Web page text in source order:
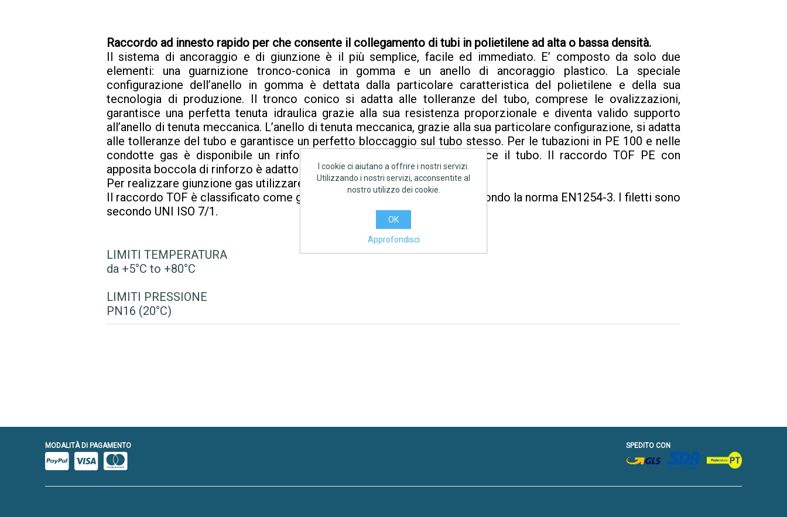
Raccordo ad innesto rapido per che consente il collegamento di tubi in polietilene ad alta o bassa densità.
Il sistema di ancoraggio e di giunzione è il più semplice, facile ed immediato. E’ composto da solo due
elementi: una guarnizione tronco-conica in gomma e un anello di ancoraggio plastico. La speciale
configurazione dell’anello in gomma è dettata dalla particolare caratteristica del polietilene e della sua
tecnologia di produzione. Il tronco conico si adatta alle tolleranze del tubo, comprese le ovalizzazioni,
garantisce una perfetta tenuta idraulica grazie alla sua resistenza proporzionale e diventa valido supporto
all’anello di tenuta meccanica. L’anello di tenuta meccanica, grazie alla sua particolare configurazione, si adatta
alle tolleranze del tubo e garantisce un perfetto bloccaggio sul tubo stesso. Per le tubazioni in PE 100 e nelle
condotte gas è disponibile un rinforzo interno (Boccola) che irrigidisce il tubo. Il raccordo TOF PE con
apposita boccola di rinforzo è adatto per tubi in PE-X.
Per realizzare giunzione gas utilizzare boccola di rinforzo S5-GAS.
Il raccordo TOF è classificato come giunto a compressione di tipo A, secondo la norma EN1254-3. I filetti sono
secondo UNI ISO 7/1.
LIMITI TEMPERATURA
da +5°C to +80°C
LIMITI PRESSIONE
PN16 (20°C)
MODALITÀ DI PAGAMENTO SPEDITO CON
I cookie ci aiutano a offrire i nostri servizi.
Utilizzando i nostri servizi, acconsentite al
nostro utilizzo dei cookie.
OK
Approfondisci